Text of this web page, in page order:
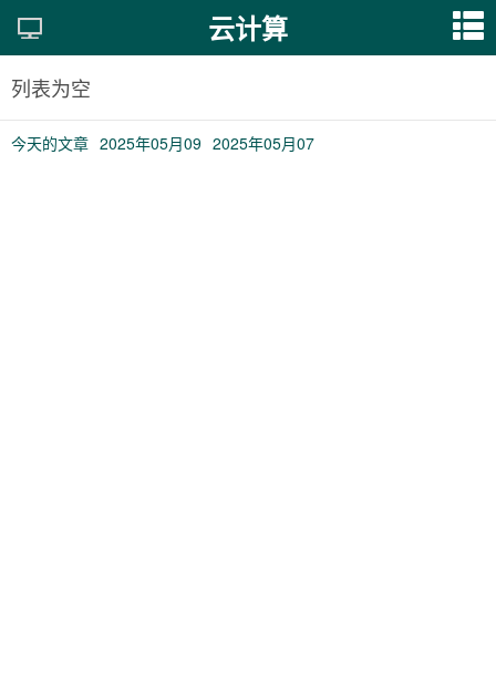
云计算
列表为空
今天的文章 2025年05月09 2025年05月07